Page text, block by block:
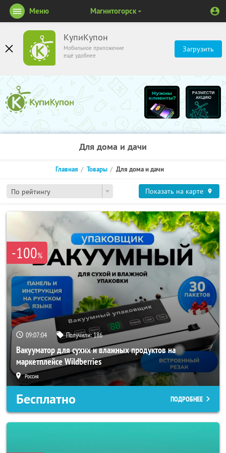
КупиКупон
Мобильное приложение
ещё удобнее
Загрузить
Меню Магнитогорск
Для дома и дачи
По рейтингу
Главная Товары Для дома и дачи
Показать на карте
-100%
09:07:03 Получили:186
Вакууматор для сухих и влажных продуктов на
маркетплейсе Wildberries
Россия
Бесплатно ПОДРОБНЕЕ